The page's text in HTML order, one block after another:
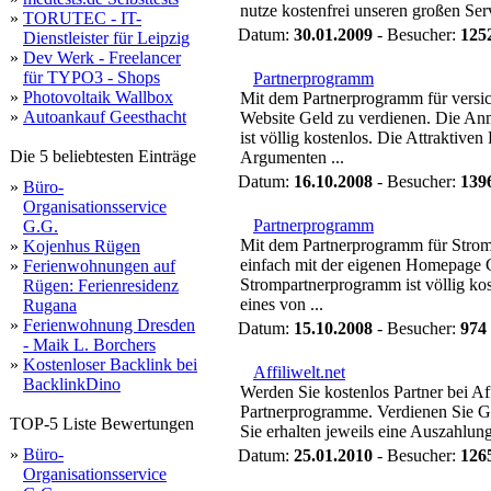
» TORUTEC - IT-
Dienstleister für Leipzig
» Dev Werk - Freelancer
für TYPO3 - Shops
» Photovoltaik Wallbox
» Autoankauf Geesthacht
Die 5 beliebtesten Einträge
» Büro-
Organisationsservice
G.G.
» Kojenhus Rügen
» Ferienwohnungen auf
Rügen: Ferienresidenz
Rugana
» Ferienwohnung Dresden
- Maik L. Borchers
» Kostenloser Backlink bei
BacklinkDino
TOP-5 Liste Bewertungen
» Büro-
Organisationsservice
nutze kostenfrei unseren großen
Datum: 30.01.2009 - Besucher:
Partnerprogramm
Mit dem Partnerprogramm für
Website Geld zu verdienen. Die
ist völlig kostenlos. Die Attraktiven
Argumenten ...
Datum: 16.10.2008 - Besucher:
Partnerprogramm
Mit dem Partnerprogramm für
einfach mit der eigenen
Strompartnerprogramm ist völlig
eines von ...
Datum: 15.10.2008 - Besucher: 974
Affiliwelt.net
Werden Sie kostenlos Partner bei
Partnerprogramme. Verdienen Sie
Sie erhalten jeweils eine
Datum: 25.01.2010 - Besucher: